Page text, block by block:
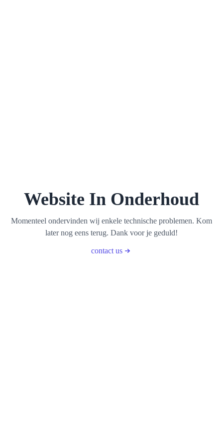
Website In Onderhoud
Momenteel ondervinden wij enkele technische problemen. Kom
later nog eens terug. Dank voor je geduld!
contact us